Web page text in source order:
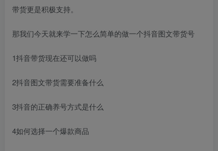
带货更是积极支持。
那我们今天就来学一下怎么简单的做一个抖音图文带货号
1抖音带货现在还可以做吗
2抖音图文带货需要准备什么
3抖音的正确养号方式是什么
4如何选择一个爆款商品